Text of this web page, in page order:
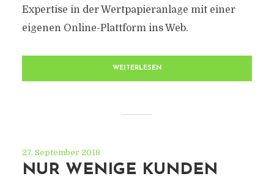
Expertise in der Wertpapieranlage mit einer
eigenen Online-Plattform ins Web.
WEITERLESEN
27. September 2018
NUR WENIGE KUNDEN